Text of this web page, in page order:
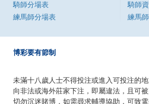
騎師分場表
練馬師分場表
騎師
練馬
博彩要有節制
未滿十八歲人士不得投注或進入可投注的地
向非法或海外莊家下注，即屬違法，且可被
切勿沉迷賭博，如需尋求輔導協助，可致